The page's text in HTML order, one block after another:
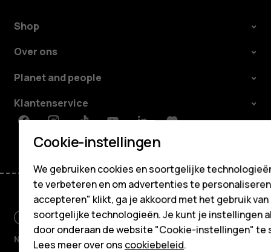
Shop
Over ons
Planet and people
Klantenservice
Facebook
Netherlands
Cookie-instellingen
We gebruiken cookies en soortgelijke
te verbeteren en om advertenties te
accepteren" klikt, ga je akkoord met het gebruik
soortgelijke technologieën. Je kunt je instellingen
door onderaan de website "Cookie-instellingen" te
Lees meer over ons cookiebeleid.